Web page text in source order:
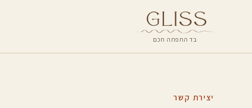
בד התפחה חכם
יצירת קשר